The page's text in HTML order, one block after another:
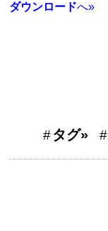
ダウンロードへ»
タグ»